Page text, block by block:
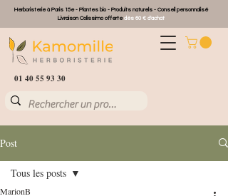
Herboristerie à Paris 15e - Plantes bio - Produits naturels - Conseil personnalisé
Livraison Colissimo offertedès 60 € d'achat
01 40 55 93 30
Post
Tous les posts
MarionB